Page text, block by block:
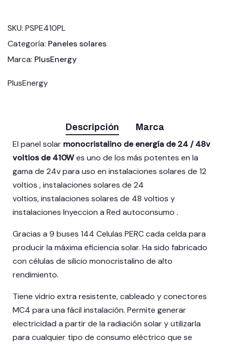
SKU: PSPE410PL
Categoría: Paneles solares
Marca: PlusEnergy
PlusEnergy
Descripción Marca
El panel solar monocristalino de energía de 24 / 48v
voltios de 410Wes uno de los más potentes en la
gama de 24v para uso en instalaciones solares de 12
voltios , instalaciones solares de 24
voltios, instalaciones solares de 48 voltios y
instalaciones Inyeccion a Red autoconsumo .
Gracias a 9 buses 144 Celulas PERC cada celda para
producir la máxima eficiencia solar. Ha sido fabricado
con células de silicio monocristalino de alto
rendimiento.
Tiene vidrio extra resistente, cableado y conectores
MC4 para una fácil instalación. Permite generar
electricidad a partir de la radiación solar y utilizarla
para cualquier tipo de consumo eléctrico que se